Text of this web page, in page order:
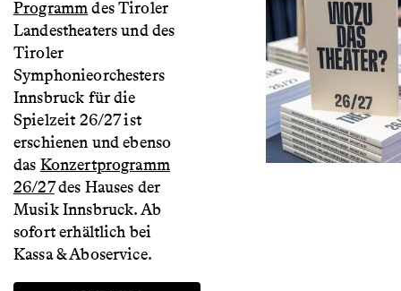
Programmdes Tiroler
Landestheaters und des
Tiroler
Symphonieorchesters
Innsbruck für die
Spielzeit 26/27 ist
erschienen und ebenso
das Konzertprogramm
26/27des Hauses der
Musik Innsbruck. Ab
sofort erhältlich bei
Kassa & Aboservice.